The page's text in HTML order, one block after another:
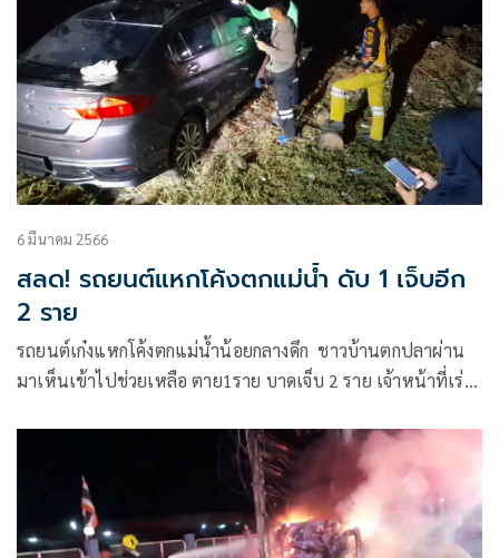
6 มีนาคม 2566
สลด! รถยนต์แหกโค้งตกแม่น้ำ ดับ 1 เจ็บอีก
2 ราย
รถยนต์เก๋งแหกโค้งตกแม่น้ำน้อยกลางดึก ชาวบ้านตกปลาผ่าน
มาเห็นเข้าไปช่วยเหลือ ตาย1ราย บาดเจ็บ 2 ราย เจ้าหน้าที่เร่ง